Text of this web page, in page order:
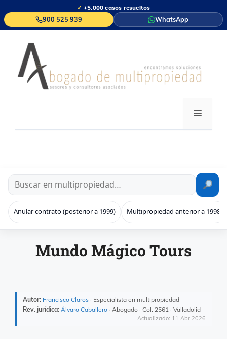
al
contenido
✓ +5.000 casos resueltos
900 525 939 WhatsApp
MENÚ
Anular contrato (posterior a 1999) Multipropiedad anterior a 1998
Mundo Mágico Tours
Autor: Francisco Claros · Especialista en multipropiedad
Rev. jurídica: Álvaro Caballero · Abogado · Col. 2561 · Valladolid
Actualizado: 11 Abr 2026